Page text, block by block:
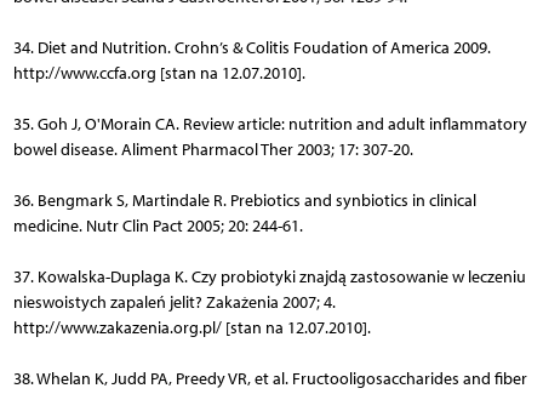
34. Diet and Nutrition. Crohn’s & Colitis Foudation of America 2009.
http://www.ccfa.org [stan na 12.07.2010].
35. Goh J, O'Morain CA. Review article: nutrition and adult inflam­matory
bowel disease. Aliment Pharmacol Ther 2003; 17: 307-20.
36. Bengmark S, Martindale R. Prebiotics and synbiotics in clinical
medicine. Nutr Clin Pact 2005; 20: 244-61.
37. Kowalska-Duplaga K. Czy probiotyki znajdą zastosowanie w leczeniu
nieswoistych zapaleń jelit? Zakażenia 2007; 4.
http://www.zakazenia.org.pl/ [stan na 12.07.2010].
38. Whelan K, Judd PA, Preedy VR, et al. Fructooligosaccharides and fiber